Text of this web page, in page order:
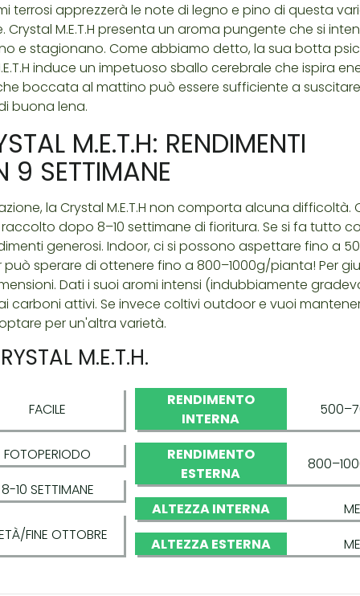
terrosi apprezzerà le note di legno e pino di questa
M.E.T.H presenta un aroma pungente che si
e stagionano. Come abbiamo detto, la sua botta
induce un impetuoso sballo cerebrale che ispira
boccata al mattino può essere sufficiente a
buona lena.
M.E.T.H: RENDIMENTI
9 SETTIMANE
la Crystal M.E.T.H non comporta alcuna difficoltà.
dopo 8–10 settimane di fioritura. Se si fa tutto
generosi. Indoor, ci si possono aspettare fino a
sperare di ottenere fino a 800–1000g/pianta! Per
Dati i suoi aromi intensi (indubbiamente
carboni attivi. Se invece coltivi outdoor e vuoi
per un'altra varietà.
M.E.T.H.
FACILE
FOTOPERIODO
8-10 SETTIMANE
FINE OTTOBRE
RENDIMENTO
INTERNA
RENDIMENTO
ESTERNA
ALTEZZA INTERNA
ALTEZZA ESTERNA